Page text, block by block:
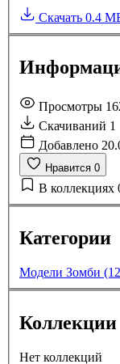
Скачать 0.4
Просмотры
Скачиваний 1
Добавлено
Нравится 0
В коллекциях
Категории
Модели Зомби
Коллекции
Нет коллекций